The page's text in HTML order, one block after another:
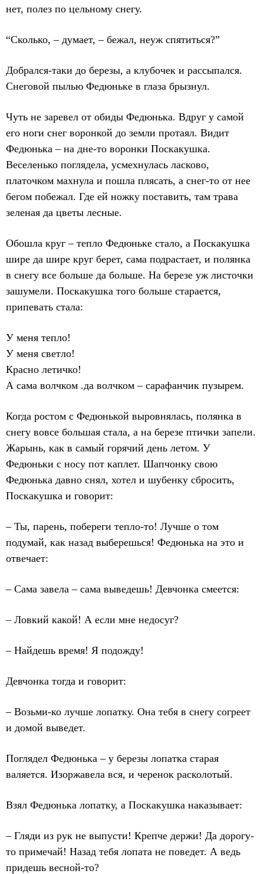
нет, полез по цельному снегу.
“Сколько, – думает, – бежал, неуж спятиться?”
Добрался-таки до березы, а клубочек и рассыпался.
Снеговой пылью Федюньке в глаза брызнул.
Чуть не заревел от обиды Федюнька. Вдруг у самой
его ноги снег воронкой до земли протаял. Видит
Федюнька – на дне-то воронки Поскакушка.
Веселенько поглядела, усмехнулась ласково,
платочком махнула и пошла плясать, а снег-то от нее
бегом побежал. Где ей ножку поставить, там трава
зеленая да цветы лесные.
Обошла круг – тепло Федюньке стало, а Поскакушка
шире да шире круг берет, сама подрастает, и полянка
в снегу все больше да больше. На березе уж листочки
зашумели. Поскакушка того больше старается,
припевать стала:
У меня тепло!
У меня светло!
Красно летичко!
А сама волчком .да волчком – сарафанчик пузырем.
Когда ростом с Федюнькой выровнялась, полянка в
снегу вовсе большая стала, а на березе птички запели.
Жарынь, как в самый горячий день летом. У
Федюньки с носу пот каплет. Шапчонку свою
Федюнька давно снял, хотел и шубенку сбросить,
Поскакушка и говорит:
– Ты, парень, побереги тепло-то! Лучше о том
подумай, как назад выберешься! Федюнька на это и
отвечает:
– Сама завела – сама выведешь! Девчонка смеется:
– Ловкий какой! А если мне недосуг?
– Найдешь время! Я подожду!
Девчонка тогда и говорит:
– Возьми-ко лучше лопатку. Она тебя в снегу согреет
и домой выведет.
Поглядел Федюнька – у березы лопатка старая
валяется. Изоржавела вся, и черенок расколотый.
Взял Федюнька лопатку, а Поскакушка наказывает:
– Гляди из рук не выпусти! Крепче держи! Да дорогу-
то примечай! Назад тебя лопата не поведет. А ведь
придешь весной-то?